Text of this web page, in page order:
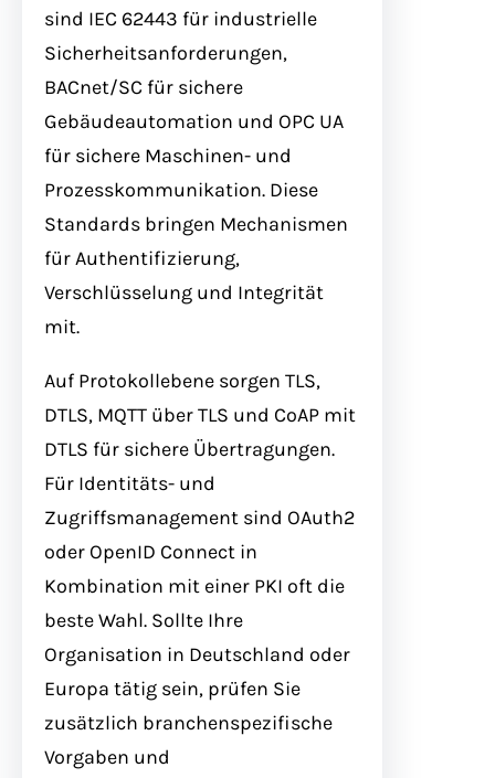
sind IEC 62443 für industrielle
Sicherheitsanforderungen,
BACnet/SC für sichere
Gebäudeautomation und OPC UA
für sichere Maschinen- und
Prozesskommunikation. Diese
Standards bringen Mechanismen
für Authentifizierung,
Verschlüsselung und Integrität
mit.
Auf Protokollebene sorgen TLS,
DTLS, MQTT über TLS und CoAP mit
DTLS für sichere Übertragungen.
Für Identitäts- und
Zugriffsmanagement sind OAuth2
oder OpenID Connect in
Kombination mit einer PKI oft die
beste Wahl. Sollte Ihre
Organisation in Deutschland oder
Europa tätig sein, prüfen Sie
zusätzlich branchenspezifische
Vorgaben und